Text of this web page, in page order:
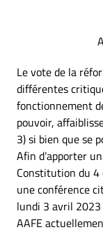
Le vote de la
différentes
fonctionnement
pouvoir,
3) si bien que se
Afin d’apporter
Constitution du 4
une conférence
lundi 3 avril 2023
AAFE